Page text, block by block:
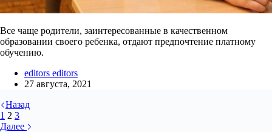
Все чаще родители, заинтересованные в качественном
образовании своего ребенка, отдают предпочтение платному
обучению.
editors editors
27 августа, 2021
Назад
1 2 3
Далее